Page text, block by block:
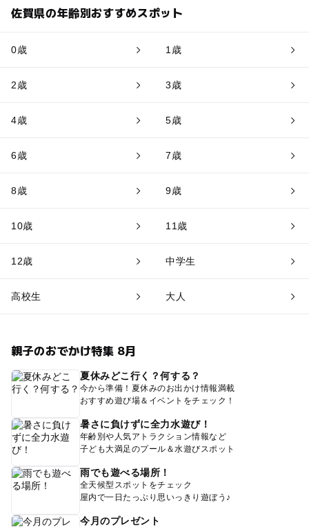
佐賀県の年齢別おすすめスポット
0歳 1歳
2歳 3歳
4歳 5歳
6歳 7歳
8歳 9歳
10歳 11歳
12歳 中学生
高校生 大人
親子のおでかけ特集 8月
夏休みどこ行く？何する？
今から準備！夏休みのお出かけ情報満載
おすすめ遊び場＆イベントをチェック！
暑さに負けずに全力水遊び！
年齢別や人気アトラクション情報など
子ども大満足のプール＆水遊びスポット
雨でも遊べる場所！
全天候型スポットをチェック
屋内で一日たっぷり思いっきり遊ぼう♪
今月のプレゼント